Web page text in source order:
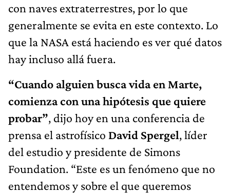
con naves extraterrestres, por lo que
generalmente se evita en este contexto. Lo
que la NASA está haciendo es ver qué datos
hay incluso allá fuera.
“Cuando alguien busca vida en Marte,
comienza con una hipótesis que quiere
probar”, dijo hoy en una conferencia de
prensa el astrofísico David Spergel, líder
del estudio y presidente de Simons
Foundation. “Este es un fenómeno que no
entendemos y sobre el que queremos